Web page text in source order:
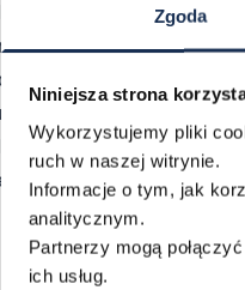
Zgoda
Niniejsza strona
Wykorzystujemy pliki
ruch w naszej witrynie.
Informacje o tym, jak
analitycznym.
Partnerzy mogą
ich usług.
Anniversary
niezawodności.
mechanizm
Anniversary Limited
i trwałej